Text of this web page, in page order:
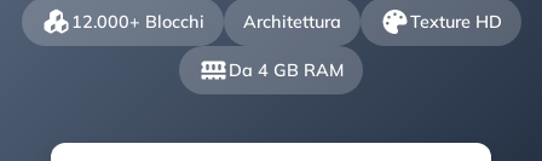
12.000+ Blocchi Architettura Texture HD
Da 4 GB RAM